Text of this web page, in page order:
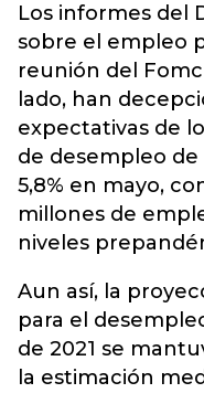
Los informes del
sobre el empleo
reunión del
lado, han
expectativas de
de desempleo de
5,8% en mayo,
millones de
niveles
Aun así, la
para el
de 2021 se
la estimación